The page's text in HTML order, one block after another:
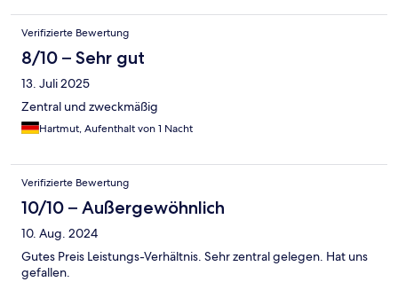
Verifizierte Bewertung
8/10 – Sehr gut
13. Juli 2025
Zentral und zweckmäßig
Hartmut, Aufenthalt von 1 Nacht
Verifizierte Bewertung
10/10 – Außergewöhnlich
10. Aug. 2024
Gutes Preis Leistungs-Verhältnis. Sehr zentral gelegen. Hat uns
gefallen.